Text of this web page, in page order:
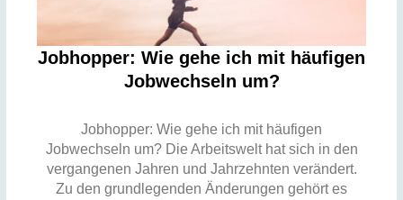
Jobhopper: Wie gehe ich mit häufigen
Jobwechseln um?
Jobhopper: Wie gehe ich mit häufigen
Jobwechseln um? Die Arbeitswelt hat sich in den
vergangenen Jahren und Jahrzehnten verändert.
Zu den grundlegenden Änderungen gehört es